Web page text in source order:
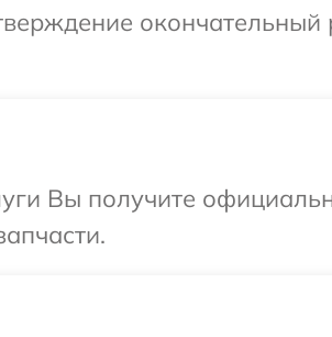
окончательный
Вы получите